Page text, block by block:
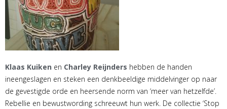
Klaas Kuiken en Charley Reijnders hebben de handen
ineengeslagen en steken een denkbeeldige middelvinger op naar
de gevestigde orde en heersende norm van ‘meer van hetzelfde’.
Rebellie en bewustwording schreeuwt hun werk. De collectie ‘Stop